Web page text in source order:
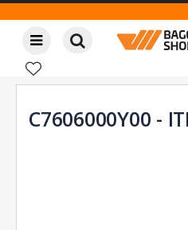
C7606000Y00 -